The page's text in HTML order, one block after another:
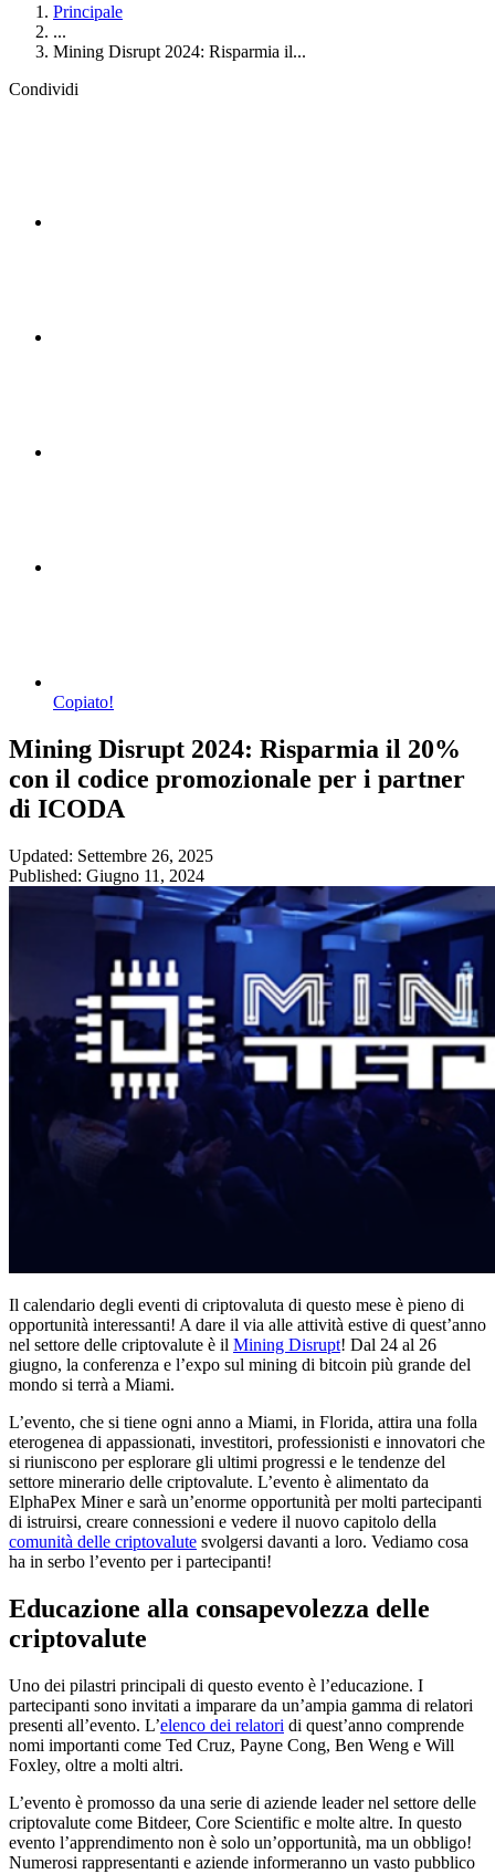
Principale
...
Mining Disrupt 2024: Risparmia il...
Condividi
Copiato!
Mining Disrupt 2024: Risparmia il 20%
con il codice promozionale per i partner
di ICODA
Updated: Settembre 26, 2025
Published: Giugno 11, 2024
Il calendario degli eventi di criptovaluta di questo mese è pieno di
opportunità interessanti! A dare il via alle attività estive di quest’anno
nel settore delle criptovalute è il Mining Disrupt! Dal 24 al 26
giugno, la conferenza e l’expo sul mining di bitcoin più grande del
mondo si terrà a Miami.
L’evento, che si tiene ogni anno a Miami, in Florida, attira una folla
eterogenea di appassionati, investitori, professionisti e innovatori che
si riuniscono per esplorare gli ultimi progressi e le tendenze del
settore minerario delle criptovalute. L’evento è alimentato da
ElphaPex Miner e sarà un’enorme opportunità per molti partecipanti
di istruirsi, creare connessioni e vedere il nuovo capitolo della
comunità delle criptovalute svolgersi davanti a loro. Vediamo cosa
ha in serbo l’evento per i partecipanti!
Educazione alla consapevolezza delle
criptovalute
Uno dei pilastri principali di questo evento è l’educazione. I
partecipanti sono invitati a imparare da un’ampia gamma di relatori
presenti all’evento. L’elenco dei relatori di quest’anno comprende
nomi importanti come Ted Cruz, Payne Cong, Ben Weng e Will
Foxley, oltre a molti altri.
L’evento è promosso da una serie di aziende leader nel settore delle
criptovalute come Bitdeer, Core Scientific e molte altre. In questo
evento l’apprendimento non è solo un’opportunità, ma un obbligo!
Numerosi rappresentanti e aziende informeranno un vasto pubblico